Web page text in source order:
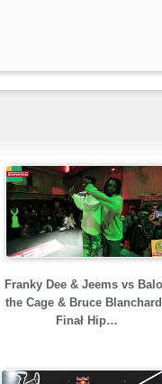
Franky Dee & Jeems vs
the Cage & Bruce Blanchard |
Finał Hip…